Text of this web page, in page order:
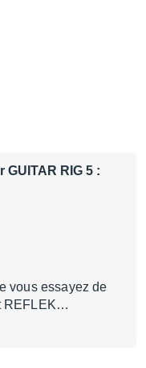
GUITAR RIG 5 :
essayez de
REFLEK…